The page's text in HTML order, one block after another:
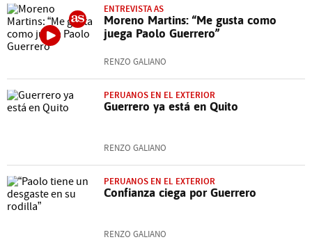
ENTREVISTA AS
Moreno Martins: “Me gusta como
juega Paolo Guerrero”
RENZO GALIANO
PERUANOS EN EL EXTERIOR
Guerrero ya está en Quito
RENZO GALIANO
PERUANOS EN EL EXTERIOR
Confianza ciega por Guerrero
RENZO GALIANO